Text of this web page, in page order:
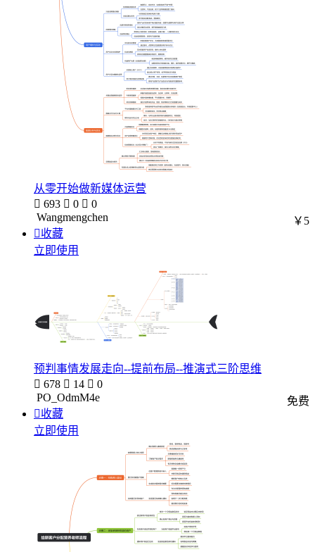
从零开始做新媒体运营
 693  0  0
Wangmengchen
￥5
收藏
立即使用
预判事情发展走向--提前布局--推演式三阶思维
 678  14  0
PO_OdmM4e
免费
收藏
立即使用